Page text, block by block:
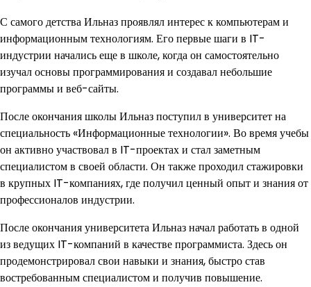
С самого детства Ильназ проявлял интерес к компьютерам и
информационным технологиям. Его первые шаги в IT-
индустрии начались еще в школе, когда он самостоятельно
изучал основы программирования и создавал небольшие
программы и веб-сайты.
После окончания школы Ильназ поступил в университет на
специальность «Информационные технологии». Во время учебы
он активно участвовал в IT-проектах и стал заметным
специалистом в своей области. Он также проходил стажировки
в крупных IT-компаниях, где получил ценный опыт и знания от
профессионалов индустрии.
После окончания университета Ильназ начал работать в одной
из ведущих IT-компаний в качестве программиста. Здесь он
продемонстрировал свои навыки и знания, быстро став
востребованным специалистом и получив повышение.